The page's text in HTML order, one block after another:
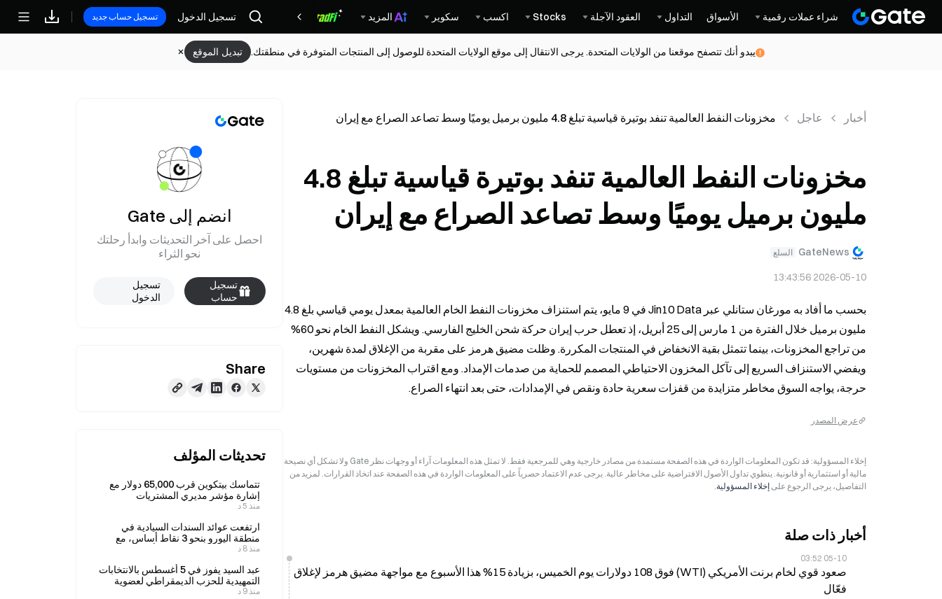
شراء عملات رقمية الأسواق التداول العقود الآجلة Stocks اكسب سكوير المزيد مكافآتتسجيل الدخول تسجيل حساب جديد
يبدو أنك تتصفح موقعنا من الولايات المتحدة. يرجى الانتقال إلى موقع الولايات المتحدة للوصول إلى المنتجات المتوفرة في منطقتك. تبديل الموقع
أخبار عاجل مخزونات النفط العالمية تنفد بوتيرة قياسية تبلغ 4.8 مليون برميل يوميًا وسط تصاعد الصراع مع إيران
مخزونات النفط العالمية تنفد بوتيرة قياسية تبلغ 4.8
مليون برميل يوميًا وسط تصاعد الصراع مع إيران
GateNews السلع
2026-05-10 13:43:56
حرجة، يواجه السوق مخاطر متزايدة من قفزات سعرية حادة ونقص في الإمدادات، حتى بعد انتهاء الصراع.
عرض المصدر
إخلاء المسؤولية: قد تكون المعلومات الواردة في هذه الصفحة مستمدة من مصادر خارجية وهي للمرجعية فقط. لا تمثل هذه المعلومات آراء أو وجهات نظر Gate ولا تشكل أي نصيحة
مالية أو استثمارية أو قانونية. ينطوي تداول الأصول الافتراضية على مخاطر عالية. يرجى عدم الاعتماد حصرياً على المعلومات الواردة في هذه الصفحة عند اتخاذ القرارات. لمزيد من
التفاصيل، يرجى الرجوع على إخلاء المسؤولية.
أخبار ذات صلة
05-10 03:52
صعود قوي لخام برنت الأمريكي (WTI) فوق 108 دولارات يوم الخميس، بزيادة 15% هذا الأسبوع مع مواجهة مضيق هرمز لإغلاق
فعّال
انضم إلى Gate
احصل على آخر التحديثات وابدأ رحلتك
نحو الثراء
تسجيل
حساب
تسجيل
الدخول
Share
تحديثات المؤلف
تتماسك بيتكوين قرب 65,000 دولار مع
إشارة مؤشر مديري المشتريات
الأمريكي لشهر يوليو إلى مخاطر الركود
منذ 5 د
ارتفعت عوائد السندات السيادية في
منطقة اليورو بنحو 3 نقاط أساس، مع
تسارع صعودها في وقت متأخر من يوم
منذ 8 د
عبد السيد يفوز في 5 أغسطس بالانتخابات
التمهيدية للحزب الديمقراطي لعضوية
مجلس الشيوخ عن ولاية ميشيغان،
منذ 9 د